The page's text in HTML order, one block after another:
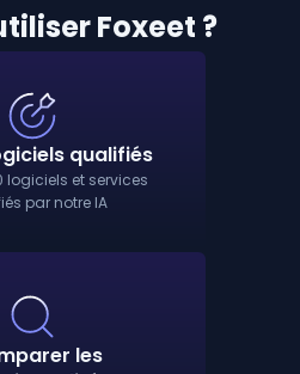
Foxeet ?
qualifiés
logiciels et services
par notre IA
les